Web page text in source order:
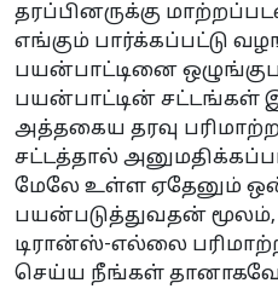
தரப்பினருக்கு
எங்கும் பார்க்கப்பட்டு
பயன்பாட்டினை
பயன்பாட்டின் சட்டங்கள்
அத்தகைய தரவு
சட்டத்தால்
மேலே உள்ள ஏதேனும்
பயன்படுத்துவதன்
டிரான்ஸ்-எல்லை
செய்ய நீங்கள் தானாகவே